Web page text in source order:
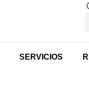
SERVICIOS